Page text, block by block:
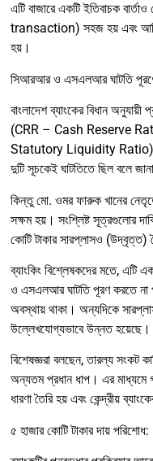
এটি বাজারে একটি ইতিবাচক
transaction) সহজ হয় এবং
হয়।
সিআরআর ও এসএলআর ঘাটতি
বাংলাদেশ ব্যাংকের বিধান অনুযায়ী
(CRR – Cash Reserve
Statutory Liquidity Ratio)
দুটি সূচকেই ঘাটতিতে ছিল বলে
কিন্তু মো. ওমর ফারুক খানের
সক্ষম হয়। সংশ্লিষ্ট সূত্রগুলোর
কোটি টাকার সারপ্লাসও (উদ্বৃত্ত)
ব্যাংকিং বিশ্লেষকদের মতে,
ও এসএলআর ঘাটতি পূরণ করতে না
অবস্থায় থাকা। অন্যদিকে
উল্লেখযোগ্যভাবে উন্নত হয়েছে।
বিশেষজ্ঞরা বলছেন, তারল্য সংকট
অন্যতম প্রধান ধাপ। এর মাধ্যমে
ধারণা তৈরি হয় এবং কেন্দ্রীয়
৫ হাজার কোটি টাকার দায় পরিশোধ: